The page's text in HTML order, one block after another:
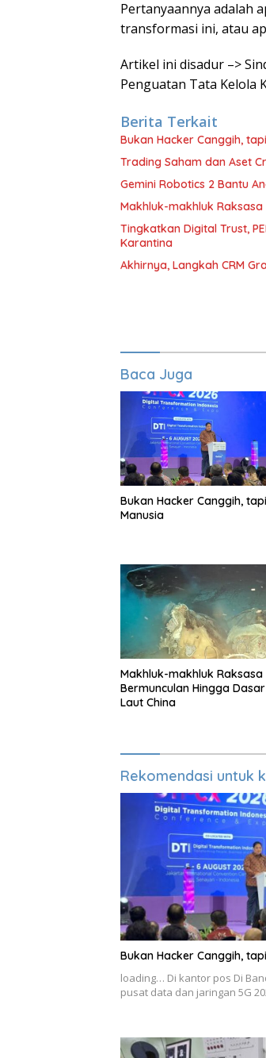
Pertanyaannya adalah
transformasi ini, atau
Artikel ini disadur –>
Penguatan Tata Kelola
Berita Terkait
Bukan Hacker Canggih,
Trading Saham dan Aset
Gemini Robotics 2 Bantu
Makhluk-makhluk
Tingkatkan Digital Trust,
Karantina
Akhirnya, Langkah CRM
Baca Juga
Bukan Hacker Canggih, tapi
Manusia
Makhluk-makhluk Raksasa
Bermunculan Hingga Dasar
Laut China
Rekomendasi untuk
Bukan Hacker Canggih,
loading… Di kantor pos Di
pusat data dan jaringan 5G